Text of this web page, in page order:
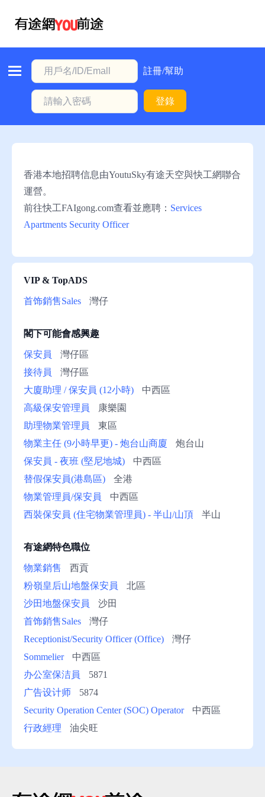
註冊/幫助
登錄
首
本
信
息
註
幫
助
香港本地招聘信息由YoutuSky有途天空與快工網聯合
運營。
前往快工FAIgong.com查看並應聘： Services
Apartments Security Officer
VIP & TopADS
首饰銷售Sales 灣仔
閣下可能會感興趣
保安員
灣仔區
接待員
灣仔區
大廈助理 / 保安員 (12小時)
中西區
高級保安管理員
康樂園
助理物業管理員
東區
物業主任 (9小時早更) - 炮台山商廈
炮台山
保安員 - 夜班 (堅尼地城)
中西區
替假保安員(港島區)
全港
物業管理員/保安員
中西區
西裝保安員 (住宅物業管理員) - 半山/山頂
半山
有途網特色職位
物業銷售
西貢
粉嶺皇后山地盤保安員
北區
沙田地盤保安員
沙田
首饰銷售Sales
灣仔
Receptionist/Security Officer (Office)
灣仔
Sommelier
中西區
办公室保洁員
5871
广告设计师
5874
Security Operation Center (SOC) Operator
中西區
行政經理
油尖旺